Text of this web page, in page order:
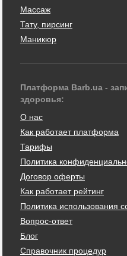
Массаж
Тату, пирсинг
Маникюр
Платформа Barb.ua -
здоровья:
О нас
Как работает платформа
Тарифы
Политика
Договор оферты
Как работает рейтинг
Политика использования
Вопрос-ответ
Блог
Справочник процедур